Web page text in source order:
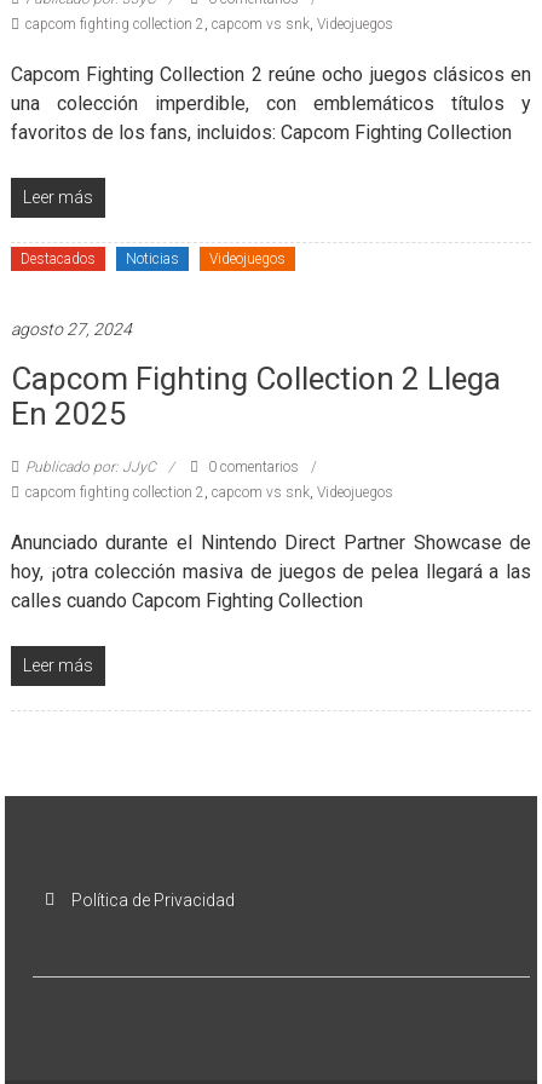
capcom fighting collection 2, capcom vs snk, Videojuegos
Capcom Fighting Collection 2 reúne ocho juegos clásicos en
una colección imperdible, con emblemáticos títulos y
favoritos de los fans, incluidos: Capcom Fighting Collection
Leer más
Destacados Noticias Videojuegos
agosto 27, 2024
Capcom Fighting Collection 2 Llega
En 2025
Publicado por: JJyC
0 comentarios
capcom fighting collection 2, capcom vs snk, Videojuegos
Anunciado durante el Nintendo Direct Partner Showcase de
hoy, ¡otra colección masiva de juegos de pelea llegará a las
calles cuando Capcom Fighting Collection
Leer más
Política de Privacidad